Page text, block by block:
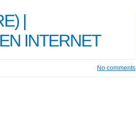
|
INTERNET
No comments